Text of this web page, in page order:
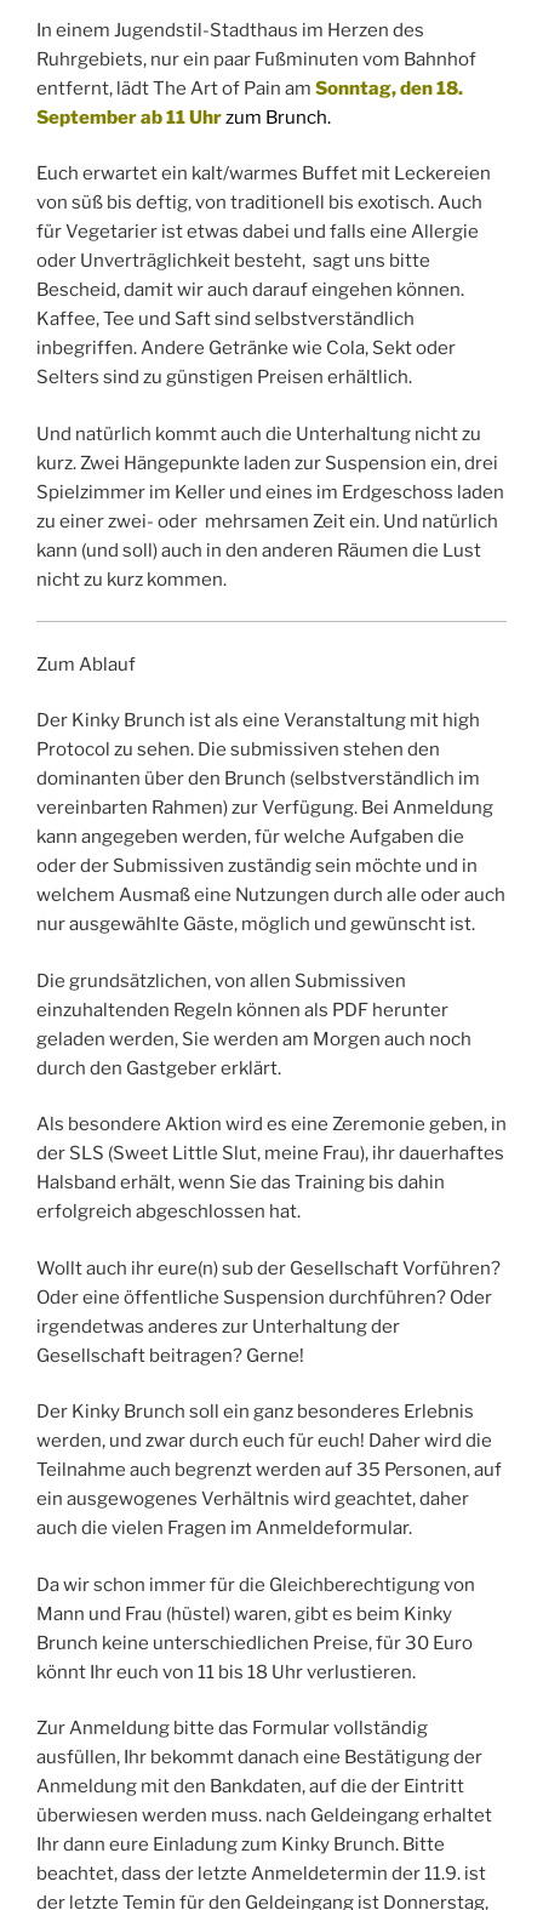
In einem Jugendstil-Stadthaus im Herzen des
Ruhrgebiets, nur ein paar Fußminuten vom Bahnhof
entfernt, lädt The Art of Pain am Sonntag, den 18.
September ab 11 Uhrzum Brunch.
Euch erwartet ein kalt/warmes Buffet mit Leckereien
von süß bis deftig, von traditionell bis exotisch. Auch
für Vegetarier ist etwas dabei und falls eine Allergie
oder Unverträglichkeit besteht, sagt uns bitte
Bescheid, damit wir auch darauf eingehen können.
Kaffee, Tee und Saft sind selbstverständlich
inbegriffen. Andere Getränke wie Cola, Sekt oder
Selters sind zu günstigen Preisen erhältlich.
Und natürlich kommt auch die Unterhaltung nicht zu
kurz. Zwei Hängepunkte laden zur Suspension ein, drei
Spielzimmer im Keller und eines im Erdgeschoss laden
zu einer zwei- oder mehrsamen Zeit ein. Und natürlich
kann (und soll) auch in den anderen Räumen die Lust
nicht zu kurz kommen.
Zum Ablauf
Der Kinky Brunch ist als eine Veranstaltung mit high
Protocol zu sehen. Die submissiven stehen den
dominanten über den Brunch (selbstverständlich im
vereinbarten Rahmen) zur Verfügung. Bei Anmeldung
kann angegeben werden, für welche Aufgaben die
oder der Submissiven zuständig sein möchte und in
welchem Ausmaß eine Nutzungen durch alle oder auch
nur ausgewählte Gäste, möglich und gewünscht ist.
Die grundsätzlichen, von allen Submissiven
einzuhaltenden Regeln können als PDF herunter
geladen werden, Sie werden am Morgen auch noch
durch den Gastgeber erklärt.
Als besondere Aktion wird es eine Zeremonie geben, in
der SLS (Sweet Little Slut, meine Frau), ihr dauerhaftes
Halsband erhält, wenn Sie das Training bis dahin
erfolgreich abgeschlossen hat.
Wollt auch ihr eure(n) sub der Gesellschaft Vorführen?
Oder eine öffentliche Suspension durchführen? Oder
irgendetwas anderes zur Unterhaltung der
Gesellschaft beitragen? Gerne!
Der Kinky Brunch soll ein ganz besonderes Erlebnis
werden, und zwar durch euch für euch! Daher wird die
Teilnahme auch begrenzt werden auf 35 Personen, auf
ein ausgewogenes Verhältnis wird geachtet, daher
auch die vielen Fragen im Anmeldeformular.
Da wir schon immer für die Gleichberechtigung von
Mann und Frau (hüstel) waren, gibt es beim Kinky
Brunch keine unterschiedlichen Preise, für 30 Euro
könnt Ihr euch von 11 bis 18 Uhr verlustieren.
Zur Anmeldung bitte das Formular vollständig
ausfüllen, Ihr bekommt danach eine Bestätigung der
Anmeldung mit den Bankdaten, auf die der Eintritt
überwiesen werden muss. nach Geldeingang erhaltet
Ihr dann eure Einladung zum Kinky Brunch. Bitte
beachtet, dass der letzte Anmeldetermin der 11.9. ist
der letzte Temin für den Geldeingang ist Donnerstag,